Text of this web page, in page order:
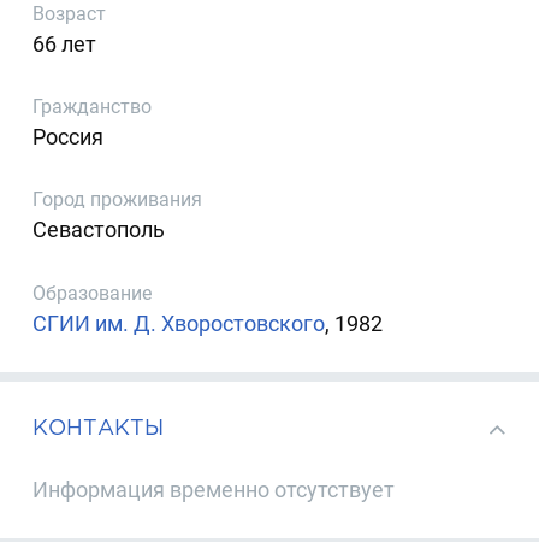
Возраст
66 лет
Гражданство
Россия
Город проживания
Севастополь
Образование
СГИИ им. Д. Хворостовского, 1982
КОНТАКТЫ
Информация временно отсутствует